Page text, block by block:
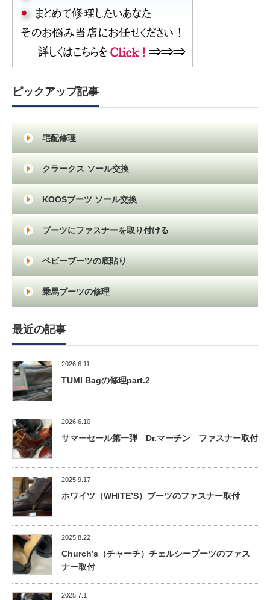
ピックアップ記事
宅配修理
クラークス ソール交換
KOOSブーツ ソール交換
ブーツにファスナーを取り付ける
ベビーブーツの底貼り
乗馬ブーツの修理
最近の記事
2026.6.11
TUMI Bagの修理part.2
2026.6.10
サマーセール第一弾 Dr.マーチン ファスナー取付
2025.9.17
ホワイツ（WHITE’S）ブーツのファスナー取付
2025.8.22
Church’s（チャーチ）チェルシーブーツのファス
ナー取付
2025.7.1